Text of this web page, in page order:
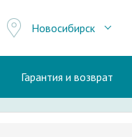
Новосибирск
Гарантия и возврат